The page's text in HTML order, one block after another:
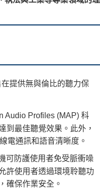
提供無與倫比的聽力保
Audio Profiles (MAP) 科
到最佳聽覺效果。此外，
電通訊和語音清晰度。
可防護使用者免受脈衝噪
許使用者透過環境聆聽功
確保作業安全。